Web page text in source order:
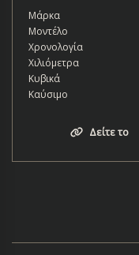
Μάρκα
Μοντέλο
Χρονολογία
Χιλιόμετρα
Κυβικά
Καύσιμο
Δείτε το